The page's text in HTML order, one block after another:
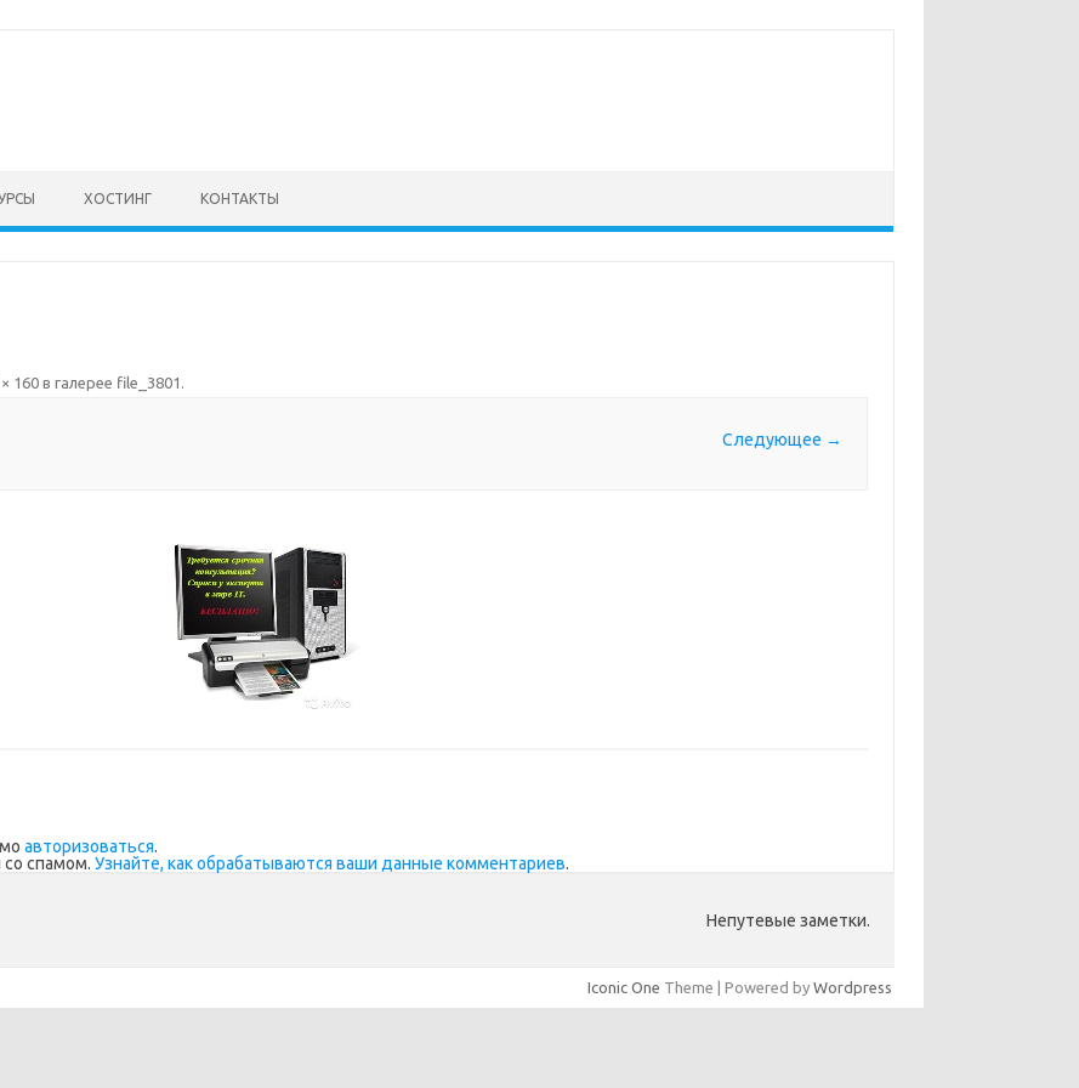
ХОСТИНГ КОНТАКТЫ
160в галерее file_3801 .
Следующее →
авторизоваться.
спамом. Узнайте, как обрабатываются ваши данные комментариев.
Непутевые заметки.
Iconic One Theme | Powered by Wordpress